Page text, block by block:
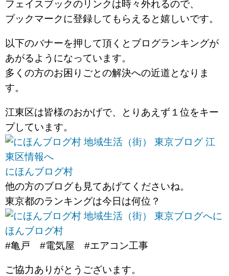
フェイスブックのリンクは時々外れるので、
ブックマークに登録してもらえると嬉しいです。
以下のバナーを押して頂くとブログランキングが
あがるようになっています。
多くの方のお困りごとの解決への近道となりま
す。
江東区は皆様のおかげで、とりあえず１位をキー
プしています。
にほんブログ村
他の方のブログも見てあげてくださいね。
東京都のランキングは今日は何位？
に
ほんブログ村
#亀戸 #電気屋 #エアコン工事
ご協力ありがとうございます。